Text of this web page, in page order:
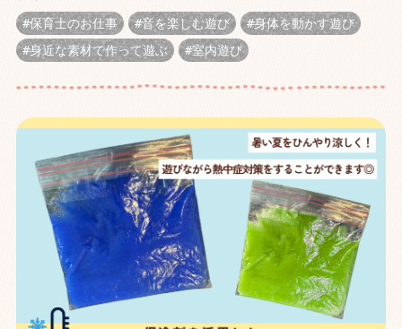
保育士のお仕事 音を楽しむ遊び
身体を動かす遊び
身近な素材で作って遊ぶ
室内遊び